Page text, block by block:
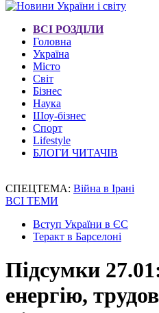
ВСІ РОЗДІЛИ
Головна
Україна
Місто
Світ
Бізнес
Наука
Шоу-бізнес
Спорт
Lifestyle
БЛОГИ ЧИТАЧІВ
СПЕЦТЕМА: Війна в Ірані
ВСІ ТЕМИ
Вступ України в ЄС
Теракт в Барселоні
Підсумки
енергію,